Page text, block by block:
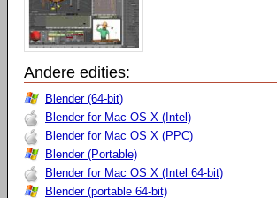
Andere edities:
Blender (64-bit)
Blender for Mac OS X (Intel)
Blender for Mac OS X (PPC)
Blender (Portable)
Blender for Mac OS X (Intel 64-bit)
Blender (portable 64-bit)